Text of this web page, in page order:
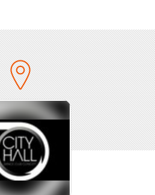
sangria) from midnight till
1am
music mix by DJ Glass Hat
Beer Pong Tournament
blasts
birthday groups! - Send us a
farewell groups! - Send us a
GUESTLIST here:
nightlife-barcelona-